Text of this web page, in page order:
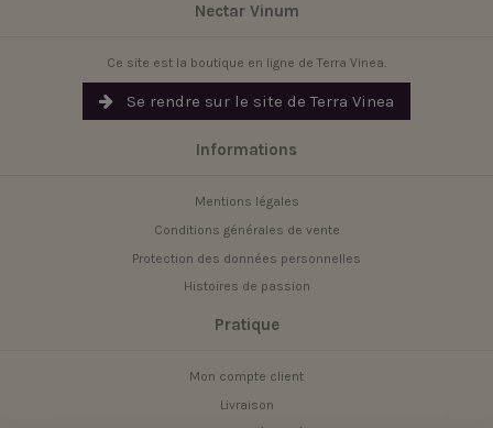
Nectar Vinum
Ce site est la boutique en ligne de Terra Vinea.
Se rendre sur le site de Terra Vinea
Informations
Mentions légales
Conditions générales de vente
Protection des données personnelles
Histoires de passion
Pratique
Mon compte client
Livraison